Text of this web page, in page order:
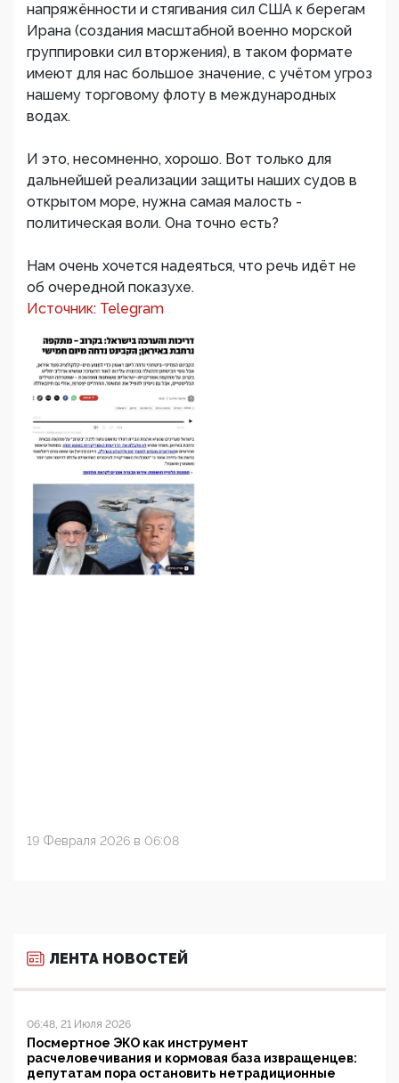
напряжённости и стягивания сил США к берегам
Ирана (создания масштабной военно морской
группировки сил вторжения), в таком формате
имеют для нас большое значение, с учётом угроз
нашему торговому флоту в международных
водах.
И это, несомненно, хорошо. Вот только для
дальнейшей реализации защиты наших судов в
открытом море, нужна самая малость -
политическая воли. Она точно есть?
Нам очень хочется надеяться, что речь идёт не
об очередной показухе.
Источник: Telegram
19 Февраля 2026 в 06:08
ЛЕНТА НОВОСТЕЙ
06:48, 21 Июля 2026
Посмертное ЭКО как инструмент
расчеловечивания и кормовая база извращенцев:
депутатам пора остановить нетрадиционные